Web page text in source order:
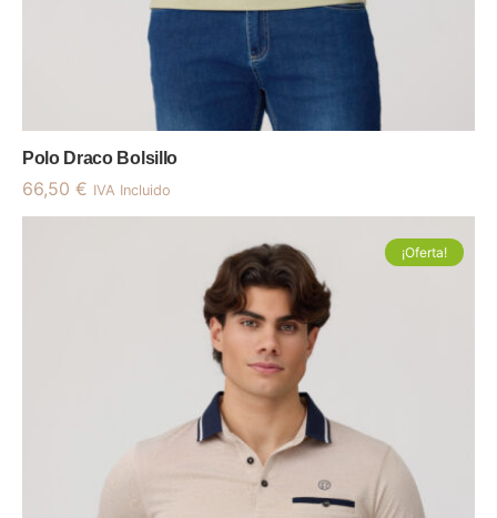
Polo Draco Bolsillo
66,50 € IVA Incluido
¡Oferta!